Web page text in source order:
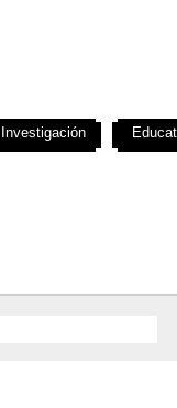
Investigación